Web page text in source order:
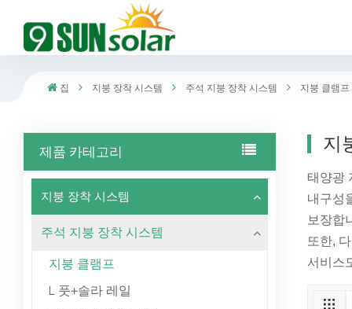
집 지붕 장착 시스템 주석 지붕 장착 시스템 지붕 클램프
제품 카테고리
지붕 장착 시스템
주석 지붕 장착 시스템
지붕 클램프
L 풋+솔라 레일
지
태양광
내구성
보장합
또한,
서비스